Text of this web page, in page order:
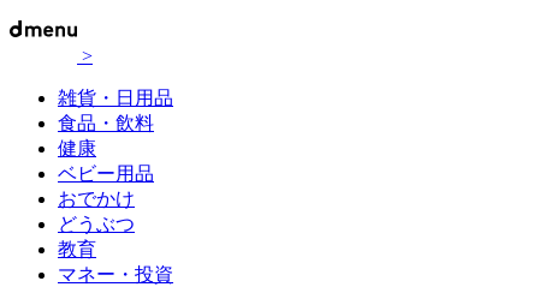
>
雑貨・日用品
食品・飲料
健康
ベビー用品
おでかけ
どうぶつ
教育
マネー・投資